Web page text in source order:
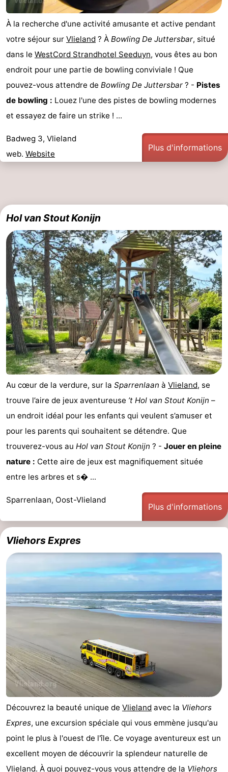
À la recherche d'une activité amusante et active pendant
votre séjour sur Vlieland ? À Bowling De Juttersbar, situé
dans le WestCord Strandhotel Seeduyn, vous êtes au bon
endroit pour une partie de bowling conviviale ! Que
pouvez-vous attendre de Bowling De Juttersbar ? - Pistes
de bowling : Louez l'une des pistes de bowling modernes
et essayez de faire un strike ! ...
Badweg 3, Vlieland
web. Website
Plus d'informations
Hol van Stout Konijn
Au cœur de la verdure, sur la Sparrenlaan à Vlieland, se
trouve l’aire de jeux aventureuse ’t Hol van Stout Konijn –
un endroit idéal pour les enfants qui veulent s’amuser et
pour les parents qui souhaitent se détendre. Que
trouverez-vous au Hol van Stout Konijn ? - Jouer en pleine
nature : Cette aire de jeux est magnifiquement située
entre les arbres et s� ...
Sparrenlaan, Oost-Vlieland
Plus d'informations
Vliehors Expres
Découvrez la beauté unique de Vlieland avec la Vliehors
Expres, une excursion spéciale qui vous emmène jusqu'au
point le plus à l'ouest de l'île. Ce voyage aventureux est un
excellent moyen de découvrir la splendeur naturelle de
Vlieland. À quoi pouvez-vous vous attendre de la Vliehors